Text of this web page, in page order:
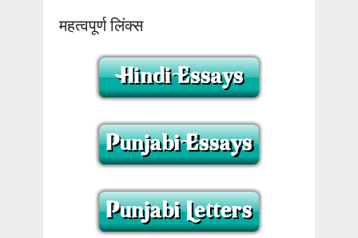
महत्वपूर्ण लिंक्स